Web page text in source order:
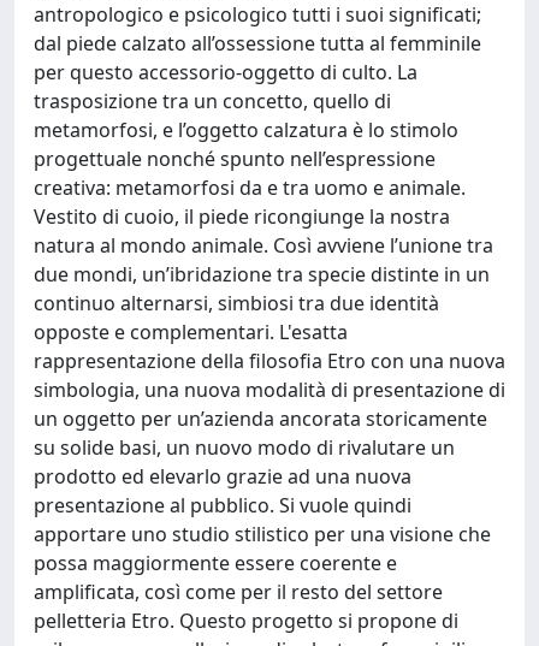
antropologico e psicologico tutti i suoi significati;
dal piede calzato all’ossessione tutta al femminile
per questo accessorio-oggetto di culto. La
trasposizione tra un concetto, quello di
metamorfosi, e l’oggetto calzatura è lo stimolo
progettuale nonché spunto nell’espressione
creativa: metamorfosi da e tra uomo e animale.
Vestito di cuoio, il piede ricongiunge la nostra
natura al mondo animale. Così avviene l’unione tra
due mondi, un’ibridazione tra specie distinte in un
continuo alternarsi, simbiosi tra due identità
opposte e complementari. L'esatta
rappresentazione della filosofia Etro con una nuova
simbologia, una nuova modalità di presentazione di
un oggetto per un’azienda ancorata storicamente
su solide basi, un nuovo modo di rivalutare un
prodotto ed elevarlo grazie ad una nuova
presentazione al pubblico. Si vuole quindi
apportare uno studio stilistico per una visione che
possa maggiormente essere coerente e
amplificata, così come per il resto del settore
pelletteria Etro. Questo progetto si propone di